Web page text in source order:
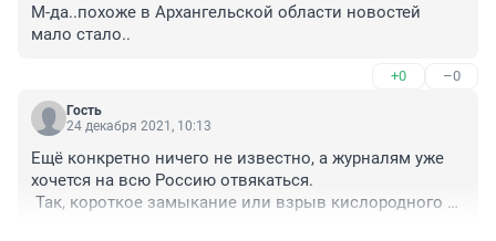
М-да..похоже в Архангельской области новостей
мало стало..
+0 –0
Гость
24 декабря 2021, 10:13
Ещё конкретно ничего не известно, а журналям уже
хочется на всю Россию отвякаться.
Так, короткое замыкание или взрыв кислородного